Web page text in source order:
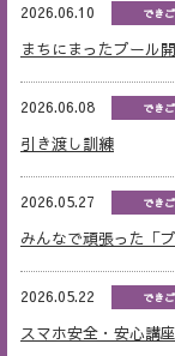
2026.06.10 でき
まちにまったプール
2026.06.08 でき
引き渡し訓練
2026.05.27 でき
みんなで頑張った「
2026.05.22 でき
スマホ安全・安心講座